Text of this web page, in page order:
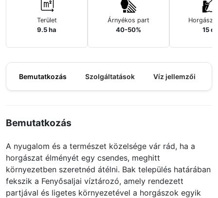
Terület
9.5 ha
Árnyékos part
40-50% 15 db
Bemutatkozás Szolgáltatások Víz jellemzői
Bemutatkozás
A nyugalom és a természet közelsége vár rád, ha a
horgászat élményét egy csendes, meghitt
környezetben szeretnéd átélni. Bak település határában
fekszik a Fenyősaljai víztározó, amely rendezett
partjával és ligetes környezetével a horgászok egyik